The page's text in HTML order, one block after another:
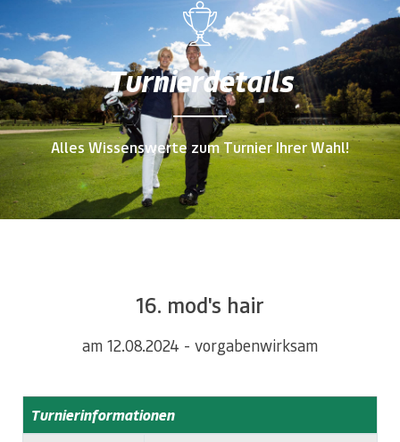
Turnierdetails
Alles Wissenswerte zum Turnier Ihrer Wahl!
16. mod's hair
am 12.08.2024 - vorgabenwirksam
Turnierinformationen